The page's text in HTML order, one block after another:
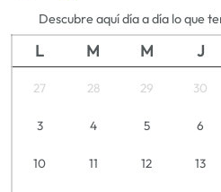
Descubre aquí día a día lo que
L M M J
27 28 29 30
3 4 5 6
10 11 12 13